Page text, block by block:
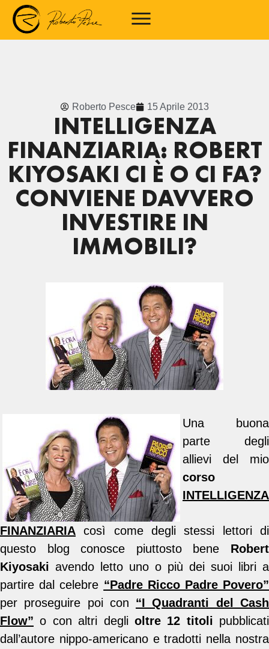
Roberto Pesce 15 Aprile 2013
INTELLIGENZA
FINANZIARIA: ROBERT
KIYOSAKI CI È O CI FA?
CONVIENE DAVVERO
INVESTIRE IN
IMMOBILI?
Una buona
parte degli
allievi del mio
corso
INTELLIGENZA
FINANZIARIA
così come degli stessi lettori di
questo blog conosce piuttosto bene Robert
Kiyosaki avendo letto uno o più dei suoi libri a
partire dal celebre “Padre Ricco Padre Povero”
per proseguire poi con “I Quadranti del Cash
Flow” o con altri degli oltre 12 titoli pubblicati
dall’autore nippo-americano e tradotti nella nostra